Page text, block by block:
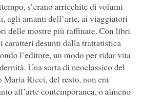
s’erano arricchite di volumi
agli amanti dell’arte, ai viaggiatori
delle mostre più raffinate. Con libri
caratteri desunti dalla trattatistica
l’editore, un modo per ridar vita
Una sorta di neoclassico del
Maria Ricci, del resto, non era
all’arte contemporanea, o almeno